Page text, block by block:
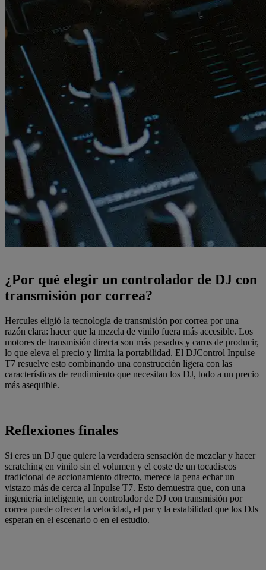
¿Por qué elegir un controlador de DJ con
transmisión por correa?
Hercules eligió la tecnología de transmisión por correa por una
razón clara: hacer que la mezcla de vinilo fuera más accesible. Los
motores de transmisión directa son más pesados y caros de producir,
lo que eleva el precio y limita la portabilidad. El DJControl Inpulse
T7 resuelve esto combinando una construcción ligera con las
características de rendimiento que necesitan los DJ, todo a un precio
más asequible.
Reflexiones finales
Si eres un DJ que quiere la verdadera sensación de mezclar y hacer
scratching en vinilo sin el volumen y el coste de un tocadiscos
tradicional de accionamiento directo, merece la pena echar un
vistazo más de cerca al Inpulse T7. Esto demuestra que, con una
ingeniería inteligente, un controlador de DJ con transmisión por
correa puede ofrecer la velocidad, el par y la estabilidad que los DJs
esperan en el escenario o en el estudio.